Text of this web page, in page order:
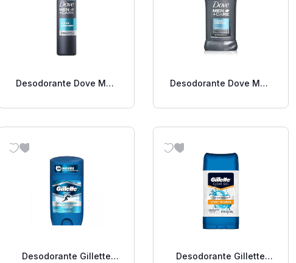
Desodorante Dove Men
Desodorante Dove Men
Oz
Desodorante Gillette
Desodorante Gillette